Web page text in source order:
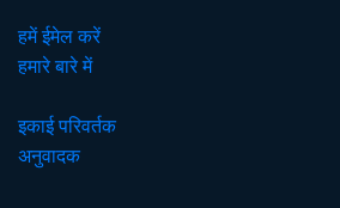
हमें ईमेल करें
हमारे बारे में
इकाई परिवर्तक
अनुवादक